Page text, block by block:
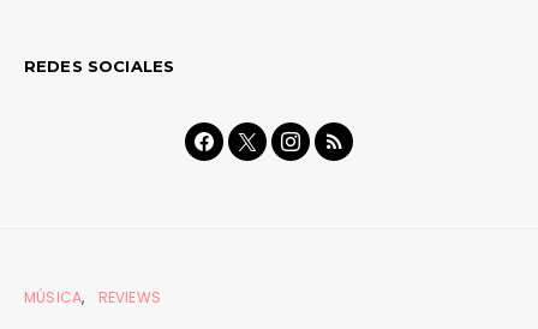
REDES SOCIALES
MÚSICA REVIEWS